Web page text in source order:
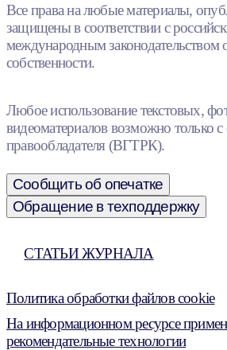
Все права на любые материалы,
защищены в соответствии с
международным законодательством
собственности.
Любое использование текстовых,
видеоматериалов возможно только с
правообладателя (ВГТРК).
Сообщить об опечатке
Обращение в техподдержку
СТАТЬИ ЖУРНАЛА
Политика обработки файлов cookie
На информационном ресурсе
рекомендательные технологии